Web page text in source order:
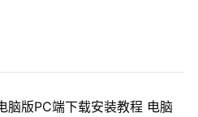
脑版PC端下载安装教程 电脑